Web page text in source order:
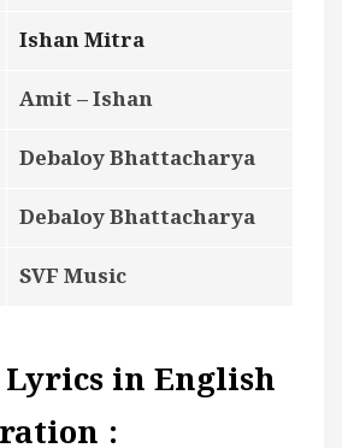
Ishan Mitra
Amit – Ishan
Debaloy Bhattacharya
Debaloy Bhattacharya
SVF Music
Lyrics in English
: